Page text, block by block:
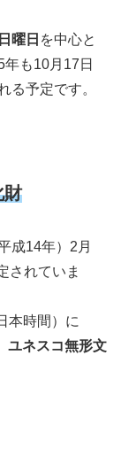
曜日 を中心と
も10月17日
る予定です。
財
成14年）2月
されていま
本時間）に
ユネスコ無形文